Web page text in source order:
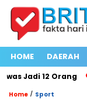
HOME DAERAH
Jadi 12 Orang
Home / Sport